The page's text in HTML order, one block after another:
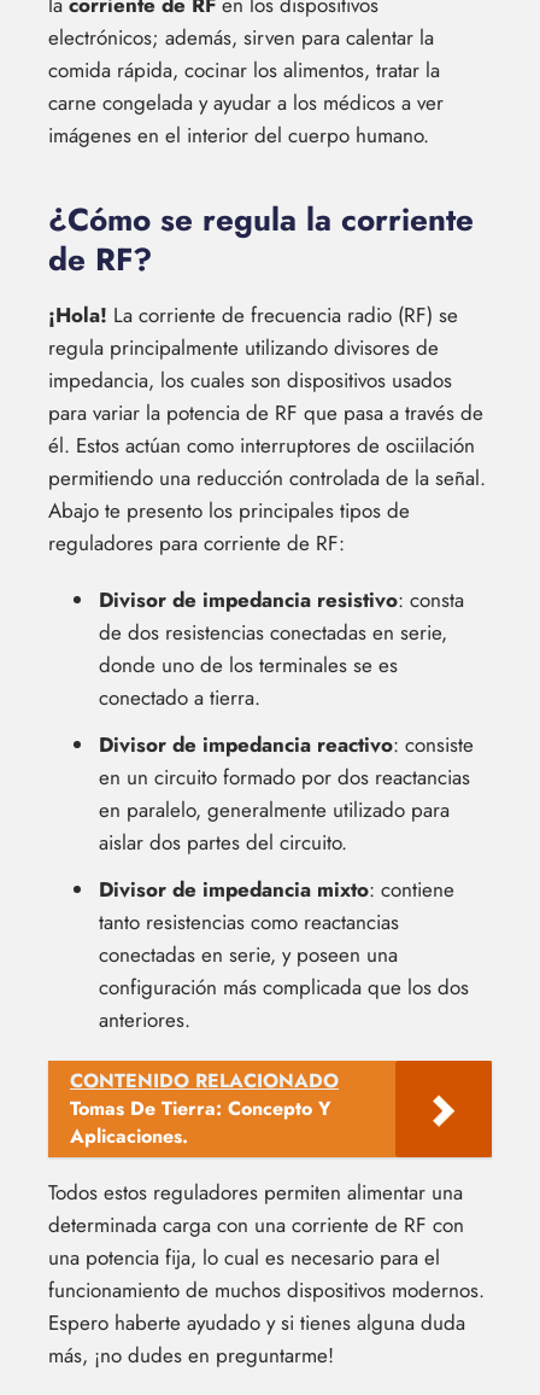
electrónicos; además, sirven para calentar la
comida rápida, cocinar los alimentos, tratar la
carne congelada y ayudar a los médicos a ver
imágenes en el interior del cuerpo humano.
¿Cómo se regula la corriente
de RF?
¡Hola! La corriente de frecuencia radio (RF) se
regula principalmente utilizando divisores de
impedancia, los cuales son dispositivos usados
para variar la potencia de RF que pasa a través de
él. Estos actúan como interruptores de osciilación
permitiendo una reducción controlada de la señal.
Abajo te presento los principales tipos de
reguladores para corriente de RF:
Divisor de impedancia resistivo: consta
de dos resistencias conectadas en serie,
donde uno de los terminales se es
conectado a tierra.
Divisor de impedancia reactivo: consiste
en un circuito formado por dos reactancias
en paralelo, generalmente utilizado para
aislar dos partes del circuito.
Divisor de impedancia mixto: contiene
tanto resistencias como reactancias
conectadas en serie, y poseen una
configuración más complicada que los dos
anteriores.
CONTENIDO RELACIONADO
Tomas De Tierra: Concepto Y
Aplicaciones.
Todos estos reguladores permiten alimentar una
determinada carga con una corriente de RF con
una potencia fija, lo cual es necesario para el
funcionamiento de muchos dispositivos modernos.
Espero haberte ayudado y si tienes alguna duda
más, ¡no dudes en preguntarme!